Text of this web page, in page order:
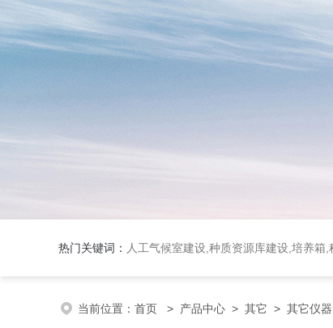
热门关键词： 人工气候室建设,种质资源库建设,培养箱
当前位置： 首页 > 产品中心 > 其它 > 其它仪器